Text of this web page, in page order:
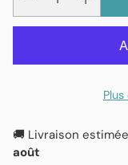
🚚 Livraison
août